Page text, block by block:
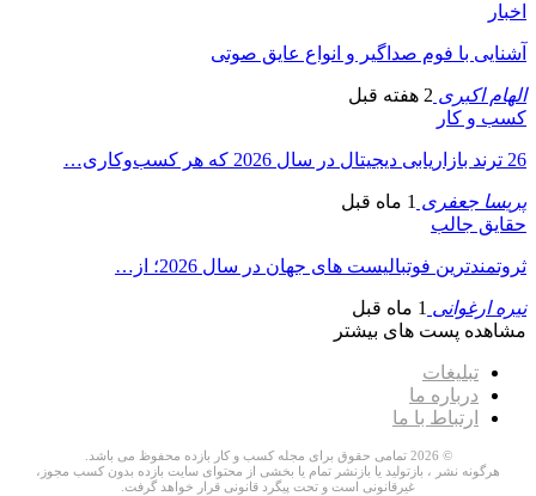
اخبار
آشنایی با فوم صداگیر و انواع عایق صوتی
الهام اکبری 2 هفته قبل
کسب و کار
26 ترند بازاریابی دیجیتال در سال 2026 که هر کسب‌وکاری…
پریسا جعفری 1 ماه قبل
حقایق جالب
ثروتمندترین فوتبالیست های جهان در سال 2026؛ از…
نیره ارغوانی 1 ماه قبل
مشاهده پست های بیشتر
تبلیغات
درباره ما
ارتباط با ما
© 2026 تمامی حقوق برای مجله کسب و کار بازده محفوظ می باشد.
هرگونه نشر ، بازتولید یا بازنشر تمام یا بخشی از محتوای سایت بازده بدون کسب مجوز،
غیرقانونی است و تحت پیگرد قانونی قرار خواهد گرفت.